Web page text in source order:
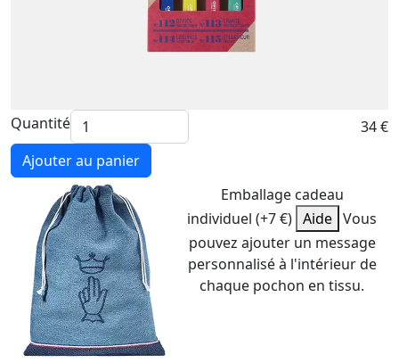
Quantité
34 €
Ajouter au panier
Emballage cadeau
individuel (+7 €) Aide Vous
pouvez ajouter un message
personnalisé à l'intérieur de
chaque pochon en tissu.